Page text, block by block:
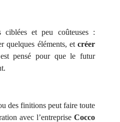
ciblées et peu coûteuses :
quelques éléments, et créer
pensé pour que le futur
des finitions peut faire toute
avec l’entreprise Cocco